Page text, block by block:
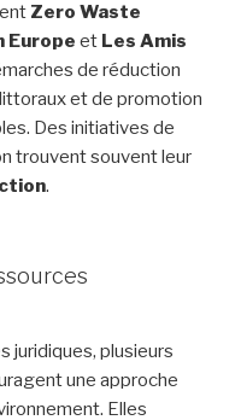
Zero Waste
Europe et Les Amis
de réduction
et de promotion
Des initiatives de
trouvent souvent leur
.
juridiques, plusieurs
une approche
Elles